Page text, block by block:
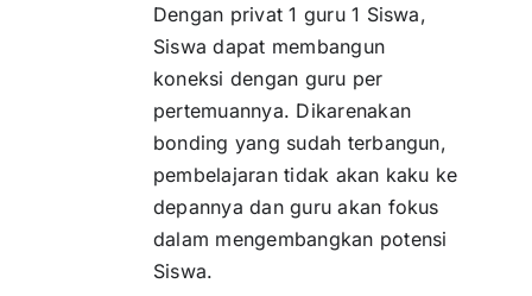
Dengan privat 1 guru 1 Siswa,
Siswa dapat membangun
koneksi dengan guru per
pertemuannya. Dikarenakan
bonding yang sudah terbangun,
pembelajaran tidak akan kaku ke
depannya dan guru akan fokus
dalam mengembangkan potensi
Siswa.